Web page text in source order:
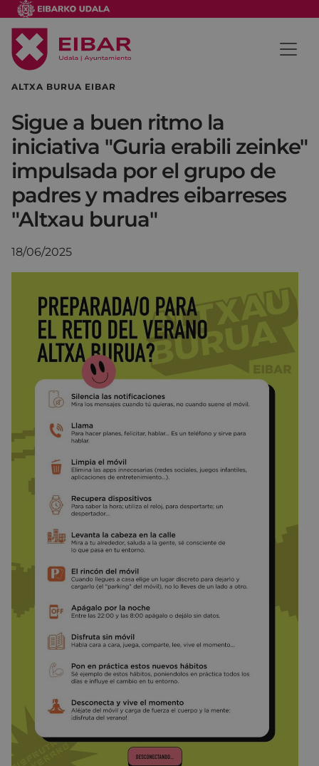
ALTXA BURUA EIBAR
Sigue a buen ritmo la
iniciativa "Guria erabili zeinke"
impulsada por el grupo de
padres y madres eibarreses
"Altxau burua"
18/06/2025